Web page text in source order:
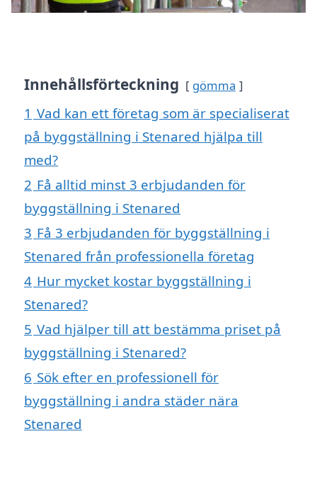
Innehållsförteckning gömma
1 Vad kan ett företag som är specialiserat
på byggställning i Stenared hjälpa till
med?
2 Få alltid minst 3 erbjudanden för
byggställning i Stenared
3 Få 3 erbjudanden för byggställning i
Stenared från professionella företag
4 Hur mycket kostar byggställning i
Stenared?
5 Vad hjälper till att bestämma priset på
byggställning i Stenared?
6 Sök efter en professionell för
byggställning i andra städer nära
Stenared